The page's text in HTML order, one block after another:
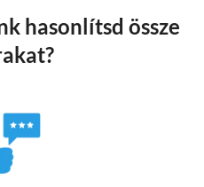
hasonlítsd össze